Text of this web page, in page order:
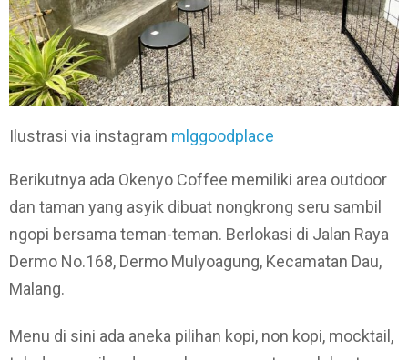
Ilustrasi via instagram mlggoodplace
Berikutnya ada Okenyo Coffee memiliki area outdoor
dan taman yang asyik dibuat nongkrong seru sambil
ngopi bersama teman-teman. Berlokasi di Jalan Raya
Dermo No.168, Dermo Mulyoagung, Kecamatan Dau,
Malang.
Menu di sini ada aneka pilihan kopi, non kopi, mocktail,